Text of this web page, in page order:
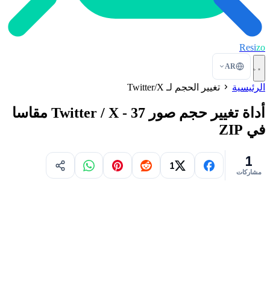
Resizo
AR
الرئيسية تغيير الحجم لـ Twitter/X
أداة تغيير حجم صور Twitter / X - 37 مقاسا
في ZIP
1
مشاركات
1